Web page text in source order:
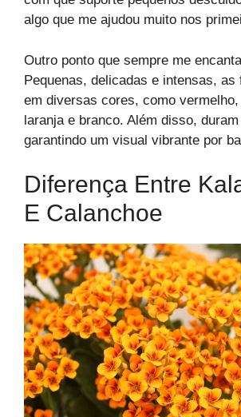
algo que me ajudou muito nos
Outro ponto que sempre me
Pequenas, delicadas e intensas, as
em diversas cores, como
laranja e branco. Além disso,
garantindo um visual vibrante por
Diferença Entre
E Calanchoe